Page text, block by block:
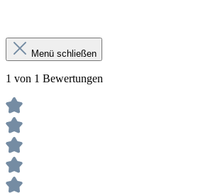
Menü schließen
1 von 1 Bewertungen